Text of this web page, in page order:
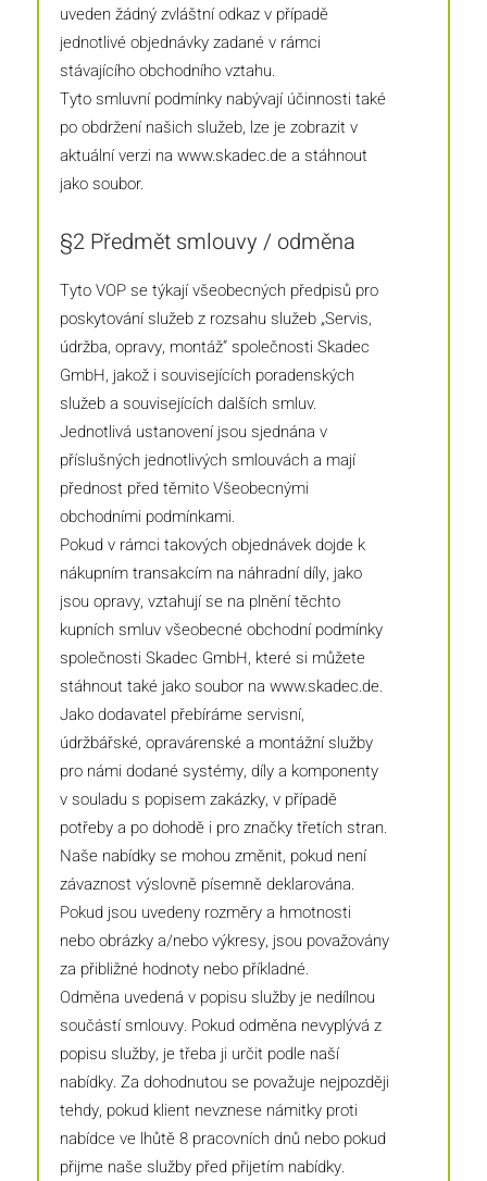
uveden žádný zvláštní odkaz v případě
jednotlivé objednávky zadané v rámci
stávajícího obchodního vztahu.
Tyto smluvní podmínky nabývají účinnosti také
po obdržení našich služeb, lze je zobrazit v
aktuální verzi na www.skadec.de a stáhnout
jako soubor.
§2 Předmět smlouvy / odměna
Tyto VOP se týkají všeobecných předpisů pro
poskytování služeb z rozsahu služeb „Servis,
údržba, opravy, montáž“ společnosti Skadec
GmbH, jakož i souvisejících poradenských
služeb a souvisejících dalších smluv.
Jednotlivá ustanovení jsou sjednána v
příslušných jednotlivých smlouvách a mají
přednost před těmito Všeobecnými
obchodními podmínkami.
Pokud v rámci takových objednávek dojde k
nákupním transakcím na náhradní díly, jako
jsou opravy, vztahují se na plnění těchto
kupních smluv všeobecné obchodní podmínky
společnosti Skadec GmbH, které si můžete
stáhnout také jako soubor na www.skadec.de.
Jako dodavatel přebíráme servisní,
údržbářské, opravárenské a montážní služby
pro námi dodané systémy, díly a komponenty
v souladu s popisem zakázky, v případě
potřeby a po dohodě i pro značky třetích stran.
Naše nabídky se mohou změnit, pokud není
závaznost výslovně písemně deklarována.
Pokud jsou uvedeny rozměry a hmotnosti
nebo obrázky a/nebo výkresy, jsou považovány
za přibližné hodnoty nebo příkladné.
Odměna uvedená v popisu služby je nedílnou
součástí smlouvy. Pokud odměna nevyplývá z
popisu služby, je třeba ji určit podle naší
nabídky. Za dohodnutou se považuje nejpozději
tehdy, pokud klient nevznese námitky proti
nabídce ve lhůtě 8 pracovních dnů nebo pokud
přijme naše služby před přijetím nabídky.